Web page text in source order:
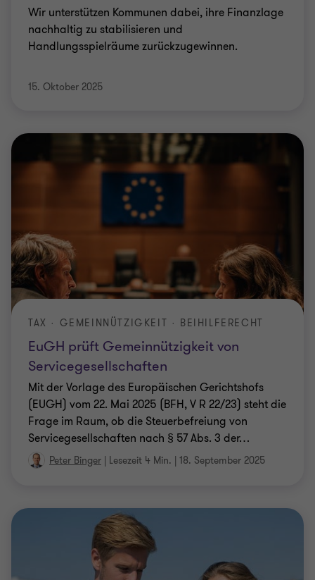
15. Oktober 2025
EuGH prüft Gemeinnützigkeit von
Servicegesellschaften
TAX · GEMEINNÜTZIGKEIT · BEIHILFERECHT
(EUGH) vom 22. Mai 2025 (BFH, V R 22/23) steht die
Frage im Raum, ob die Steuerbefreiung von
Servicegesellschaften nach § 57 Abs. 3 der
Peter Binger Lesezeit 4 Min. 18. September 2025